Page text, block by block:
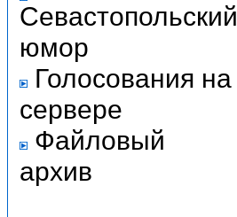
Севастопольский
юмор
Голосования на
сервере
Файловый
архив